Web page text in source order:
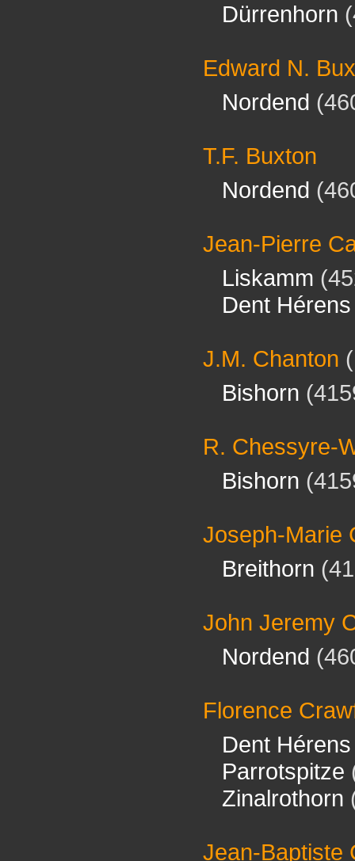
Dürrenhorn
Edward N.
Nordend
T.F. Buxton
Nordend
Jean-Pierre
Liskamm
Dent Hérens
J.M. Chanton
Bishorn
R. Chessyre-
Bishorn
Joseph-Marie
Breithorn
John Jeremy
Nordend
Florence
Dent Hérens
Parrotspitze
Zinalrothorn
Jean-Baptiste